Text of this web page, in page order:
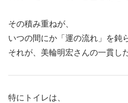
その積み重ねが、
いつの間にか「運の流れ」を
それが、美輪明宏さんの一貫し
特にトイレは、